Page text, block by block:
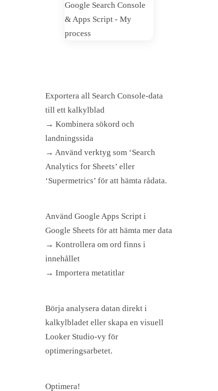
Exportera all Search Console-data
till ett kalkylblad
→ Kombinera sökord och
landningssida
→ Använd verktyg som ‘Search
Analytics for Sheets’ eller
‘Supermetrics’ för att hämta rådata.
Använd Google Apps Script i
Google Sheets för att hämta mer data
→ Kontrollera om ord finns i
innehållet
→ Importera metatitlar
Börja analysera datan direkt i
kalkylbladet eller skapa en visuell
Looker Studio-vy för
optimeringsarbetet.
Optimera!